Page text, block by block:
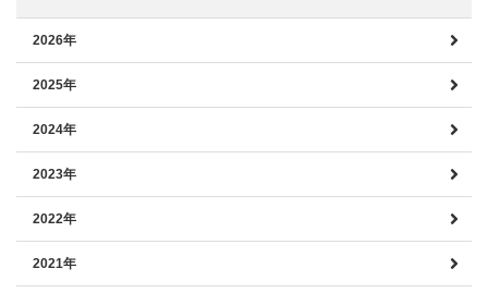
2026年
2025年
2024年
2023年
2022年
2021年